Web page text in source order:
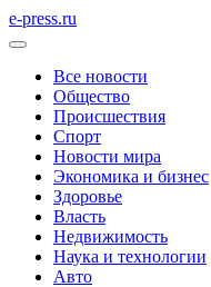
e-press.ru
Все новости
Общество
Происшествия
Спорт
Новости мира
Экономика и бизнес
Здоровье
Власть
Недвижимость
Наука и технологии
Авто